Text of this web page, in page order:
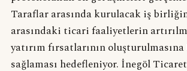
Taraflar arasında kurulacak iş
arasındaki ticari faaliyetlerin
yatırım fırsatlarının
sağlaması hedefleniyor. İnegöl